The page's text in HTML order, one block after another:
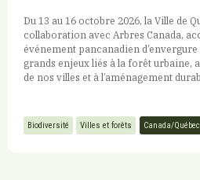
Du 13 au 16 octobre 2026, la Ville de
collaboration avec Arbres Canada,
événement pancanadien d’envergure
grands enjeux liés à la forêt urbaine,
de nos villes et à l’aménagement
Biodiversité Villes et forêts Canada/Québec